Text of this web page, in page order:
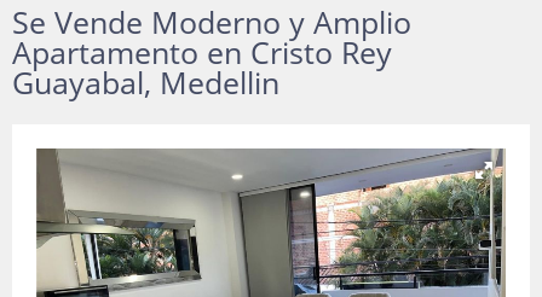
Se Vende Moderno y Amplio
Apartamento en Cristo Rey
Guayabal, Medellin